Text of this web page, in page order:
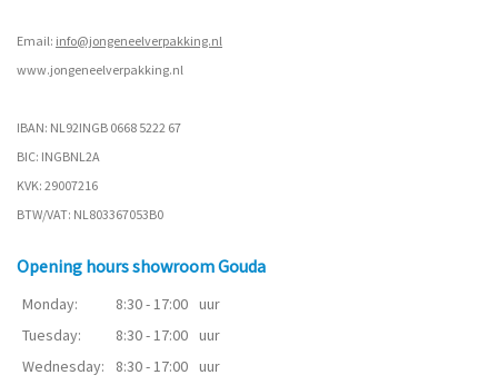
Email: info@jongeneelverpakking.nl
www.jongeneelverpakking.nl
IBAN: NL92INGB 0668 5222 67
BIC: INGBNL2A
KVK: 29007216
BTW/VAT: NL803367053B0
Opening hours showroom Gouda
Monday: 8:30 - 17:00 uur
Tuesday:
8:30 - 17:00 uur
Wednesday:
8:30 - 17:00 uur